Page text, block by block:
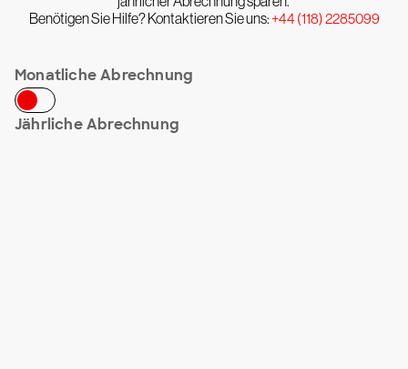
Benötigen Sie Hilfe? Kontaktieren Sie uns:+44 (118) 2285099
Monatliche Abrechnung
Jährliche Abrechnung